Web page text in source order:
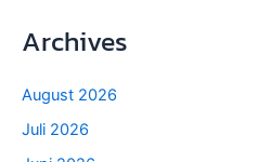
Archives
August 2026
Juli 2026